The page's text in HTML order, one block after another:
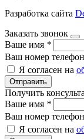
Разработка сайта
Заказать звонок
Ваше имя *
Ваш номер
Я согласен на
Отправить
Получить
Ваше имя *
Ваш номер
Я согласен на